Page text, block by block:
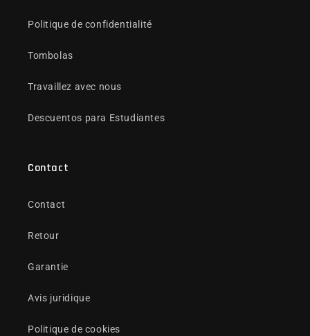
Politique de confidentialité
Tombolas
Travaillez avec nous
Descuentos para Estudiantes
Contact
Contact
Retour
Garantie
Avis juridique
Politique de cookies